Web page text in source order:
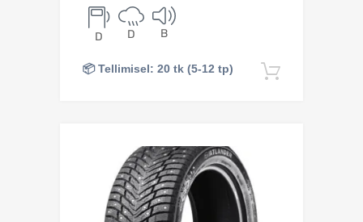
D D B
📦 Tellimisel: 20 tk (5-12 tp)